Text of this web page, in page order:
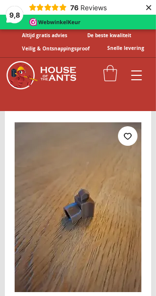
9,8
76 Reviews ×
Altijd gratis advies
De beste kwaliteit
Veilig & Ontsnappingsproof
Snelle levering